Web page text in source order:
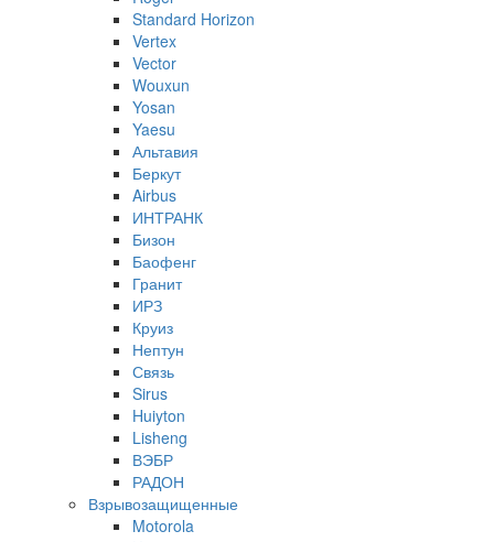
Standard Horizon
Vertex
Vector
Wouxun
Yosan
Yaesu
Альтавия
Беркут
Airbus
ИНТРАНК
Бизон
Баофенг
Гранит
ИРЗ
Круиз
Нептун
Связь
Sirus
Huiyton
Lisheng
ВЭБР
РАДОН
Взрывозащищенные
Motorola